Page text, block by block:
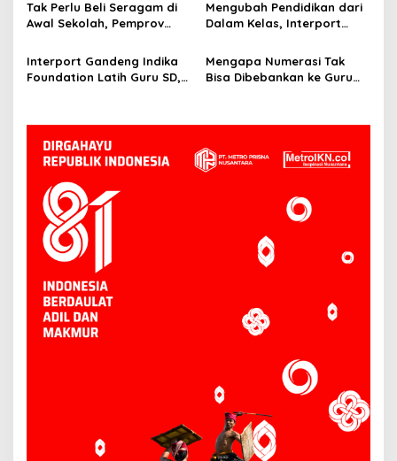
Tak Perlu Beli Seragam di
Awal Sekolah, Pemprov
untuk 65 Ribu Siswa Baru
Mengubah Pendidikan dari
Dalam Kelas, Interport
CSR di Bidang Pendidikan
Interport Gandeng Indika
Foundation Latih Guru SD,
Balikpapan
Mengapa Numerasi Tak
Bisa Dibebankan ke Guru